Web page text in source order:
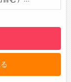
ることで幅広い
長を感じられ